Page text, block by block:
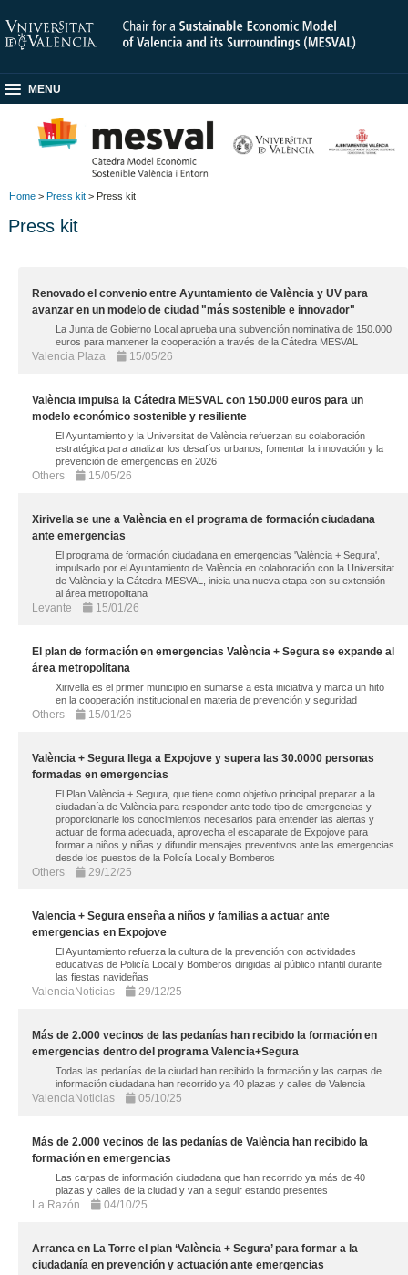
MENU
Home > Press kit > Press kit
Press kit
Renovado el convenio entre Ayuntamiento de València y UV para
avanzar en un modelo de ciudad "más sostenible e innovador"
La Junta de Gobierno Local aprueba una subvención nominativa de 150.000
euros para mantener la cooperación a través de la Cátedra MESVAL
Valencia Plaza 15/05/26
València impulsa la Cátedra MESVAL con 150.000 euros para un
modelo económico sostenible y resiliente
El Ayuntamiento y la Universitat de València refuerzan su colaboración
estratégica para analizar los desafíos urbanos, fomentar la innovación y la
prevención de emergencias en 2026
Others 15/05/26
Xirivella se une a València en el programa de formación ciudadana
ante emergencias
El programa de formación ciudadana en emergencias 'València + Segura',
impulsado por el Ayuntamiento de València en colaboración con la Universitat
de València y la Cátedra MESVAL, inicia una nueva etapa con su extensión
al área metropolitana
Levante 15/01/26
El plan de formación en emergencias València + Segura se expande al
área metropolitana
Xirivella es el primer municipio en sumarse a esta iniciativa y marca un hito
en la cooperación institucional en materia de prevención y seguridad
Others 15/01/26
València + Segura llega a Expojove y supera las 30.0000 personas
formadas en emergencias
El Plan València + Segura, que tiene como objetivo principal preparar a la
ciudadanía de València para responder ante todo tipo de emergencias y
proporcionarle los conocimientos necesarios para entender las alertas y
actuar de forma adecuada, aprovecha el escaparate de Expojove para
formar a niños y niñas y difundir mensajes preventivos ante las emergencias
desde los puestos de la Policía Local y Bomberos
Others 29/12/25
Valencia + Segura enseña a niños y familias a actuar ante
emergencias en Expojove
El Ayuntamiento refuerza la cultura de la prevención con actividades
educativas de Policía Local y Bomberos dirigidas al público infantil durante
las fiestas navideñas
ValenciaNoticias 29/12/25
Más de 2.000 vecinos de las pedanías han recibido la formación en
emergencias dentro del programa Valencia+Segura
Todas las pedanías de la ciudad han recibido la formación y las carpas de
información ciudadana han recorrido ya 40 plazas y calles de Valencia
ValenciaNoticias 05/10/25
Más de 2.000 vecinos de las pedanías de València han recibido la
formación en emergencias
Las carpas de información ciudadana que han recorrido ya más de 40
plazas y calles de la ciudad y van a seguir estando presentes
La Razón 04/10/25
Arranca en La Torre el plan ‘València + Segura’ para formar a la
ciudadanía en prevención y actuación ante emergencias